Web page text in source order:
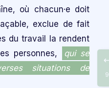
où chacun·e doit
exclue de fait
du travail la rendent
personnes,
qui se
situations de